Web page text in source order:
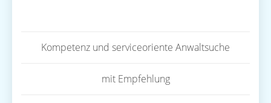
Kompetenz und serviceoriente Anwaltsuche
mit Empfehlung